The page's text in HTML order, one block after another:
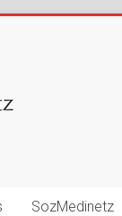
SozMedinetz